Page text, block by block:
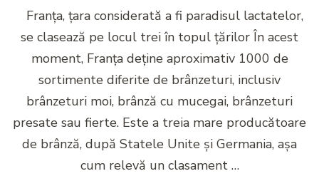
Franța, țara considerată a fi paradisul lactatelor,
se clasează pe locul trei în topul țărilor În acest
moment, Franţa deţine aproximativ 1000 de
sortimente diferite de brânzeturi, inclusiv
brânzeturi moi, brânză cu mucegai, brânzeturi
presate sau fierte. Este a treia mare producătoare
de brânză, după Statele Unite și Germania, așa
cum relevă un clasament …